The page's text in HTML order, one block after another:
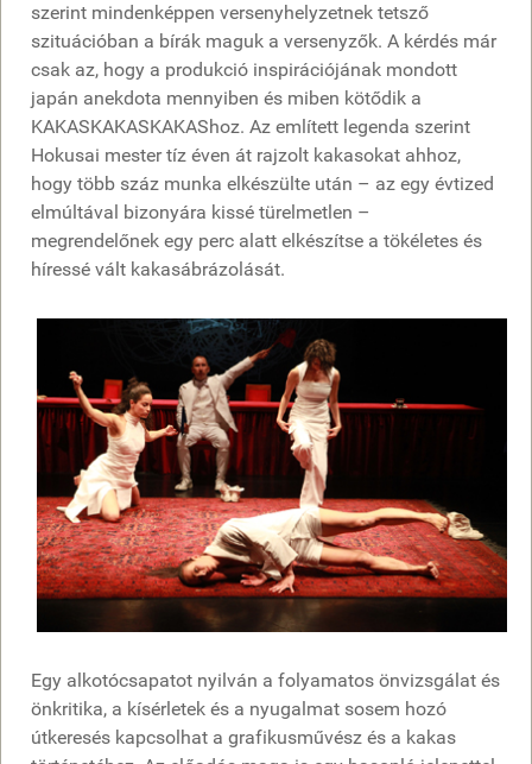
szerint mindenképpen versenyhelyzetnek tetsző
szituációban a bírák maguk a versenyzők. A kérdés már
csak az, hogy a produkció inspirációjának mondott
japán anekdota mennyiben és miben kötődik a
KAKASKAKASKAKAShoz. Az említett legenda szerint
Hokusai mester tíz éven át rajzolt kakasokat ahhoz,
hogy több száz munka elkészülte után – az egy évtized
elmúltával bizonyára kissé türelmetlen –
megrendelőnek egy perc alatt elkészítse a tökéletes és
híressé vált kakasábrázolását.
Egy alkotócsapatot nyilván a folyamatos önvizsgálat és
önkritika, a kísérletek és a nyugalmat sosem hozó
útkeresés kapcsolhat a grafikusművész és a kakas